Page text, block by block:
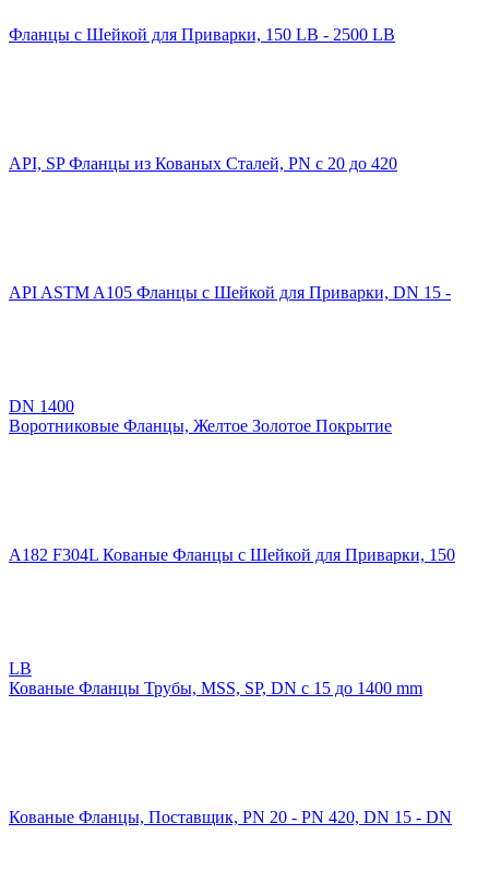
Фланцы с Шейкой для Приварки, 150 LB - 2500 LB
API, SP Фланцы из Кованых Сталей, PN с 20 до 420
API ASTM A105 Фланцы с Шейкой для Приварки, DN 15 -
DN 1400
Воротниковые Фланцы, Желтое Золотое Покрытие
A182 F304L Кованые Фланцы с Шейкой для Приварки, 150
LB
Кованые Фланцы Трубы, MSS, SP, DN с 15 до 1400 mm
Кованые Фланцы, Поставщик, PN 20 - PN 420, DN 15 - DN